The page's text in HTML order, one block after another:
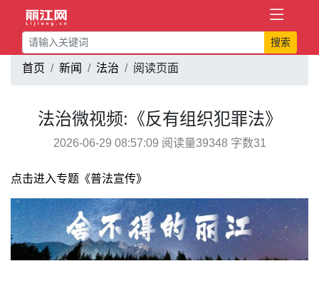
搜索
首页 新闻 法治 阅读页面
法治微视频:《反有组织犯罪法》
2026-06-29 08:57:09 阅读量39348 字数31
点击进入专题《普法宣传》